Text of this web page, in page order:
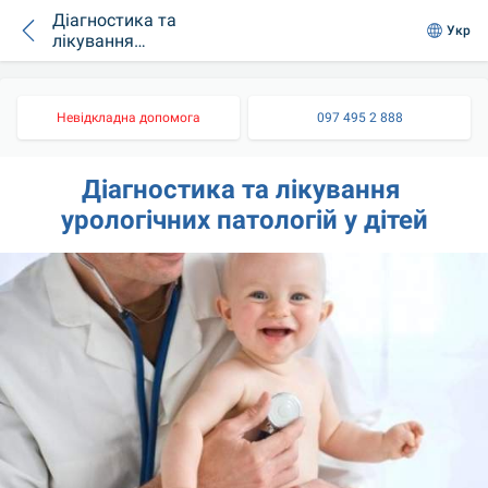
Діагностика та
лікування
урологічних
Укр
Невідкладна допомога 097 495 2 888
Діагностика та лікування
урологічних патологій у дітей